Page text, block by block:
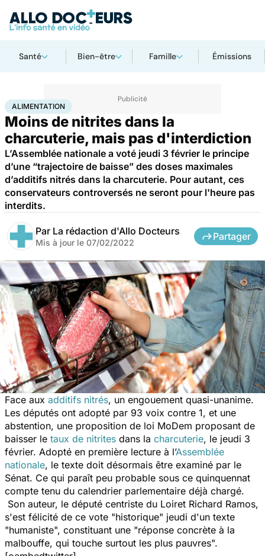
Santé Bien-être Famille Émissions
AccueilBien-être Nutrition Alimentation
ALIMENTATION
Moins de nitrites dans la
charcuterie, mais pas d'interdiction
L’Assemblée nationale a voté jeudi 3 février le principe
d’une “trajectoire de baisse” des doses maximales
d’additifs nitrés dans la charcuterie. Pour autant, ces
conservateurs controversés ne seront pour l'heure pas
interdits.
Par La rédaction d'Allo Docteurs
Mis à jour le 07/02/2022
Partager
Face aux additifs nitrés, un engouement quasi-unanime.
Les députés ont adopté par 93 voix contre 1, et une
abstention, une proposition de loi MoDem proposant de
baisser le taux de nitrites dans la charcuterie, le jeudi 3
février. Adopté en première lecture à l’Assemblée
nationale, le texte doit désormais être examiné par le
Sénat. Ce qui paraît peu probable sous ce quinquennat
compte tenu du calendrier parlementaire déjà chargé.
Son auteur, le député centriste du Loiret Richard Ramos,
s'est félicité de ce vote "historique" jeudi d'un texte
"humaniste", constituant une "réponse concrète à la
malbouffe, qui touche surtout les plus pauvres".